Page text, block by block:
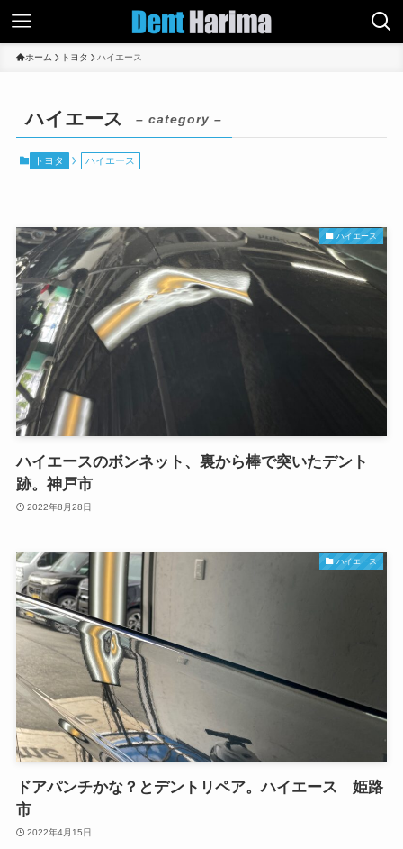
ホーム トヨタ ハイエース
ハイエース – category –
トヨタ ハイエース
ハイエース
ハイエースのボンネット、裏から棒で突いたデント
跡。神戸市
2022年8月28日
ハイエース
ドアパンチかな？とデントリペア。ハイエース 姫路
市
2022年4月15日